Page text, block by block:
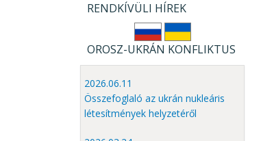
RENDKÍVÜLI HÍREK
OROSZ-UKRÁN KONFLIKTUS
2026.06.11
Összefoglaló az ukrán nukleáris
létesítmények helyzetéről